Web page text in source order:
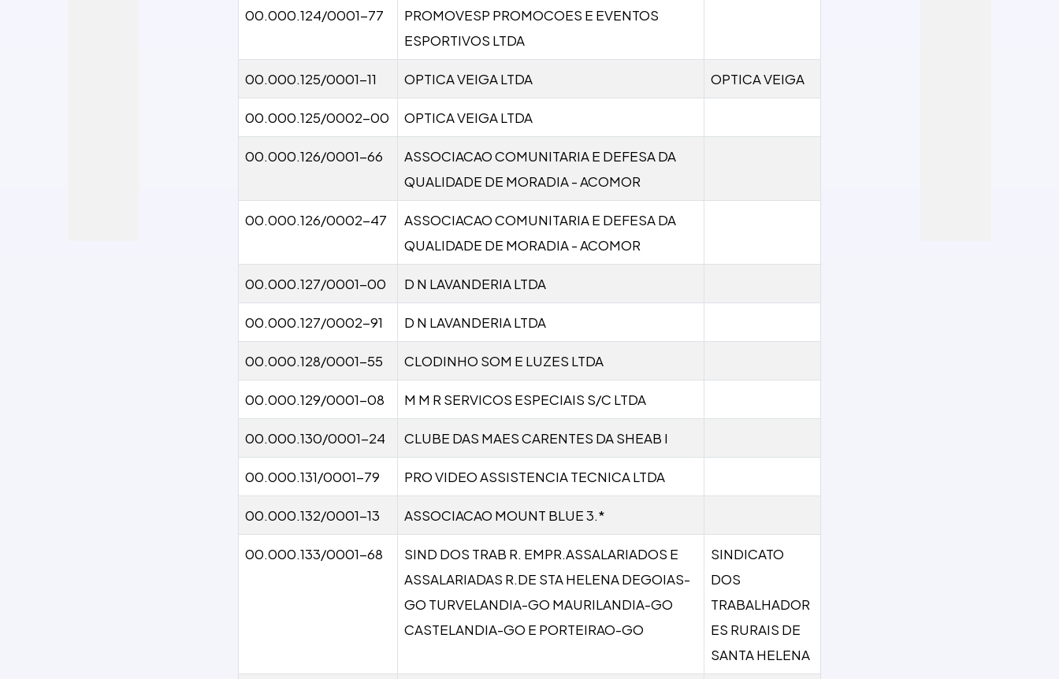
00.000.124/0001-77
PROMOVESP PROMOCOES E EVENTOS
ESPORTIVOS LTDA
00.000.125/0001-11 OPTICA VEIGA LTDA OPTICA VEIGA
00.000.125/0002-00 OPTICA VEIGA LTDA
00.000.126/0001-66
ASSOCIACAO COMUNITARIA E DEFESA DA
QUALIDADE DE MORADIA - ACOMOR
00.000.126/0002-47
ASSOCIACAO COMUNITARIA E DEFESA DA
QUALIDADE DE MORADIA - ACOMOR
00.000.127/0001-00 D N LAVANDERIA LTDA
00.000.127/0002-91 D N LAVANDERIA LTDA
00.000.128/0001-55 CLODINHO SOM E LUZES LTDA
00.000.129/0001-08 M M R SERVICOS ESPECIAIS S/C LTDA
00.000.130/0001-24 CLUBE DAS MAES CARENTES DA SHEAB I
00.000.131/0001-79 PRO VIDEO ASSISTENCIA TECNICA LTDA
00.000.132/0001-13 ASSOCIACAO MOUNT BLUE 3.*
00.000.133/0001-68
SIND DOS TRAB R. EMPR.ASSALARIADOS E
ASSALARIADAS R.DE STA HELENA DEGOIAS-
GO TURVELANDIA-GO MAURILANDIA-GO
CASTELANDIA-GO E PORTEIRAO-GO
SINDICATO
DOS
TRABALHADOR
ES RURAIS DE
SANTA HELENA